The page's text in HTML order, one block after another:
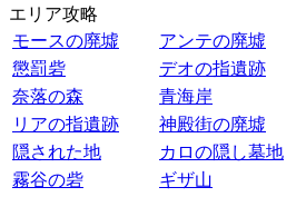
エリア攻略
モースの廃墟
アンテの廃墟
懲罰砦
デオの指遺跡
奈落の森
青海岸
リアの指遺跡
神殿街の廃墟
隠された地
カロの隠し墓地
霧谷の砦
ギザ山